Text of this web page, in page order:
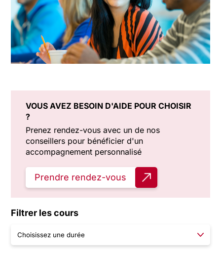
Filtrer les cours
VOUS AVEZ BESOIN D'AIDE POUR CHOISIR
?
Prenez rendez-vous avec un de nos
conseillers pour bénéficier d'un
accompagnement personnalisé
Prendre rendez-vous